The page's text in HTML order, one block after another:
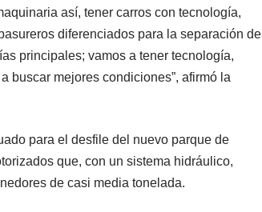
así, tener carros con tecnología,
diferenciados para la separación de
principales; vamos a tener tecnología,
buscar mejores condiciones”, afirmó la
para el desfile del nuevo parque de
que, con un sistema hidráulico,
de casi media tonelada.